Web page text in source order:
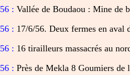
: Vallée de Boudaou : Mine de
: 17/6/56. Deux fermes en aval
: 16 tirailleurs massacrés au
: Près de Mekla 8 Goumiers de